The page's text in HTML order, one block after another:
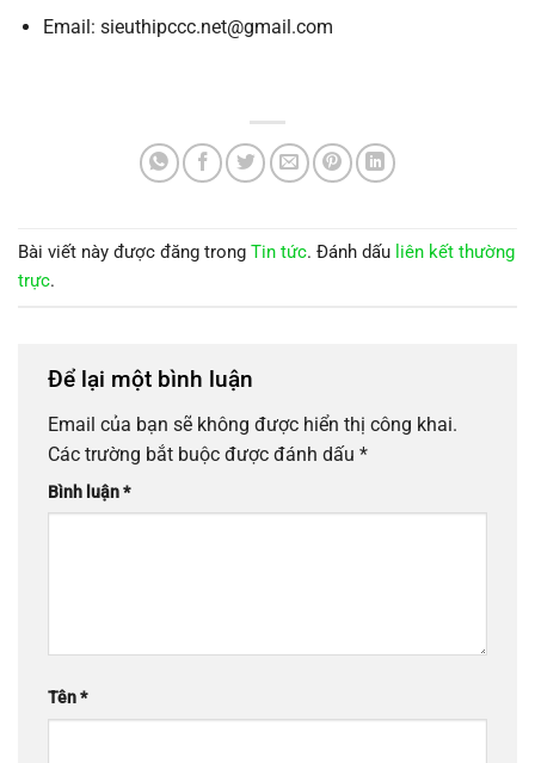
Email: sieuthipccc.net@gmail.com
Bài viết này được đăng trong Tin tức. Đánh dấu liên kết thường
trực.
Để lại một bình luận
Email của bạn sẽ không được hiển thị công khai.
Các trường bắt buộc được đánh dấu *
Bình luận*
Tên*